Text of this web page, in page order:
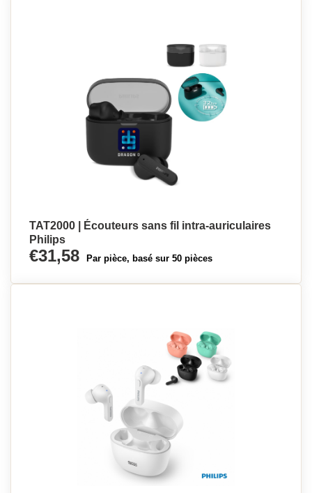
TAT2000 | Écouteurs sans fil intra-auriculaires
Philips
€31,58 Par pièce, basé sur 50 pièces